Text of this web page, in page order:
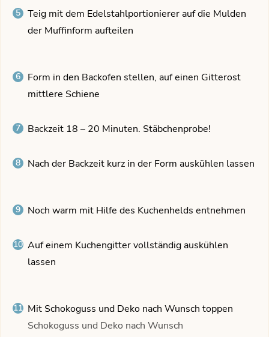
Teig mit dem Edelstahlportionierer auf die Mulden
der Muffinform aufteilen
Form in den Backofen stellen, auf einen Gitterost
mittlere Schiene
Backzeit 18 – 20 Minuten. Stäbchenprobe!
Nach der Backzeit kurz in der Form auskühlen lassen
Noch warm mit Hilfe des Kuchenhelds entnehmen
Auf einem Kuchengitter vollständig auskühlen
lassen
Mit Schokoguss und Deko nach Wunsch toppen
Schokoguss und Deko nach Wunsch